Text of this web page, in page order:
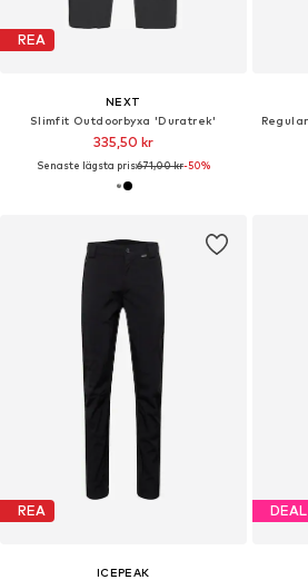
REA
NEXT
Slimfit Outdoorbyxa 'Duratrek'
335,50 kr
Senaste lägsta pris:671,00 kr-50%
REA
ICEPEAK
DEAL